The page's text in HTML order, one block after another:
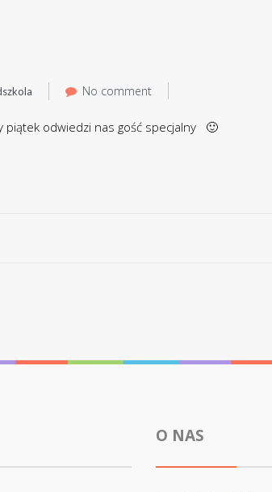
No comment
piątek odwiedzi nas gość specjalny 🙂
O NAS